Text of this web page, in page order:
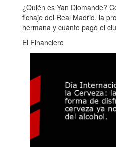
¿Quién es Yan Diomande?
fichaje del Real Madrid, la
hermana y cuánto pagó el
El Financiero